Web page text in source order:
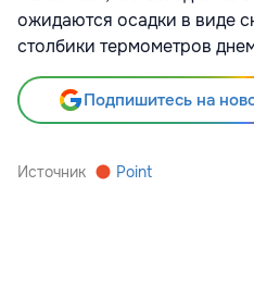
ожидаются осадки в виде
столбики термометров
Подпишитесь на
Источник Point